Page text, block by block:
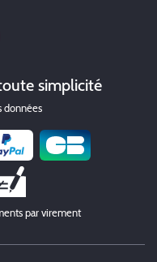
simplicité
données
Chèque
par virement